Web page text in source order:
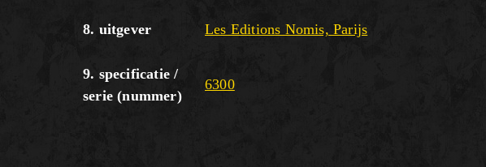
8. uitgever Les Editions Nomis, Parijs
9. specificatie /
serie (nummer)
6300